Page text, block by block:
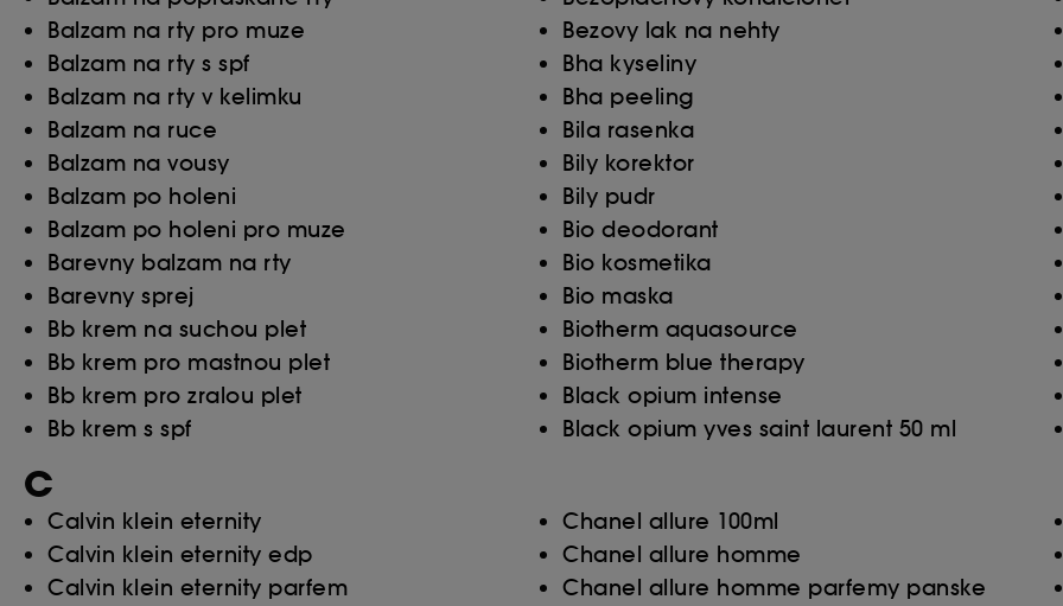
Balzam na rty pro muze
Balzam na rty s spf
Balzam na rty v kelimku
Balzam na ruce
Balzam na vousy
Balzam po holeni
Balzam po holeni pro muze
Barevny balzam na rty
Barevny sprej
Bb krem na suchou plet
Bb krem pro mastnou plet
Bb krem pro zralou plet
Bb krem s spf
Bezovy lak na nehty
Bha kyseliny
Bha peeling
Bila rasenka
Bily korektor
Bily pudr
Bio deodorant
Bio kosmetika
Bio maska
Biotherm aquasource
Biotherm blue therapy
Black opium intense
Black opium yves saint laurent 50 ml
C
Calvin klein eternity
Calvin klein eternity edp
Calvin klein eternity parfem
Chanel allure 100ml
Chanel allure homme
Chanel allure homme parfemy panske